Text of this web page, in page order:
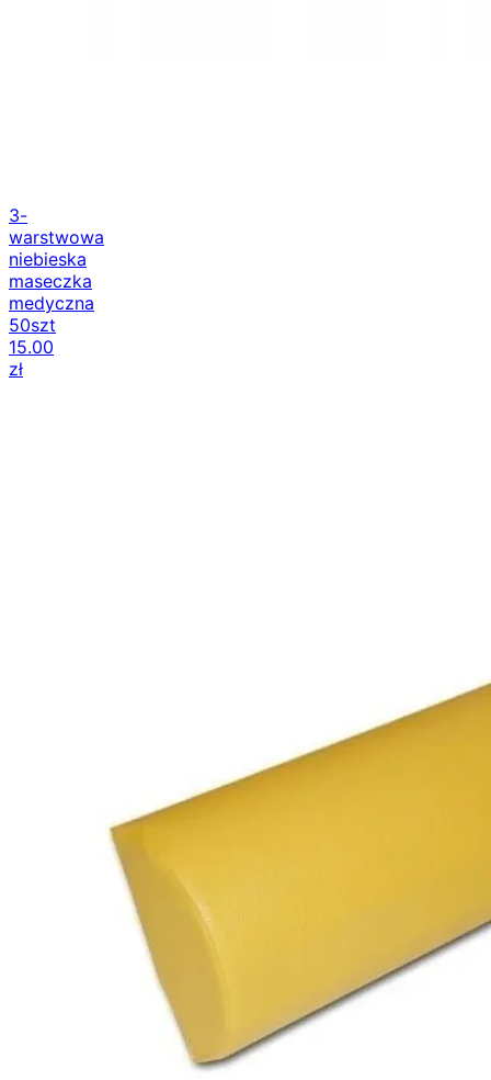
3-
warstwowa
niebieska
maseczka
medyczna
50szt
15.00
zł